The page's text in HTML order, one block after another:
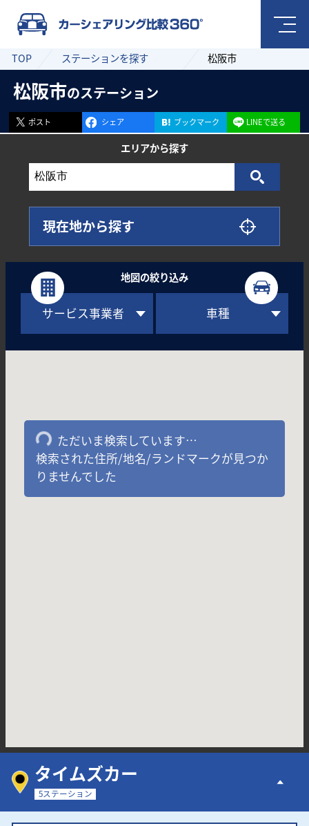
TOP ステーションを探す 松阪市
松阪市のステーション
ポスト シェア ブックマーク LINEで送る
エリアから探す
現在地から探す
地図の絞り込み
サービス事業者 車種
ただいま検索しています…
検索された住所/地名/ランドマークが見つか
りませんでした
タイムズカー
5ステーション